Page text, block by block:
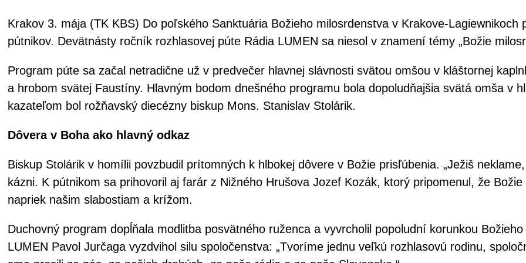
Krakov 3. mája (TK KBS) Do poľského Sanktuária Božieho milosrdenstva v Krakove-
pútnikov. Devätnásty ročník rozhlasovej púte Rádia LUMEN sa niesol v znamení témy „Božie
Program púte sa začal netradične už v predvečer hlavnej slávnosti svätou omšou v kláštornej
a hrobom svätej Faustíny. Hlavným bodom dnešného programu bola dopoludňajšia svätá omša v
kazateľom bol rožňavský diecézny biskup Mons. Stanislav Stolárik.
Dôvera v Boha ako hlavný odkaz
Biskup Stolárik v homílii povzbudil prítomných k hlbokej dôvere v Božie prisľúbenia. „Ježiš
kázni. K pútnikom sa prihovoril aj farár z Nižného Hrušova Jozef Kozák, ktorý pripomenul, že
napriek našim slabostiam a krížom.
Duchovný program dopĺňala modlitba posvätného ruženca a vyvrcholil popoludní korunkou
LUMEN Pavol Jurčaga vyzdvihol silu spoločenstva: „Tvoríme jednu veľkú rozhlasovú rodinu,